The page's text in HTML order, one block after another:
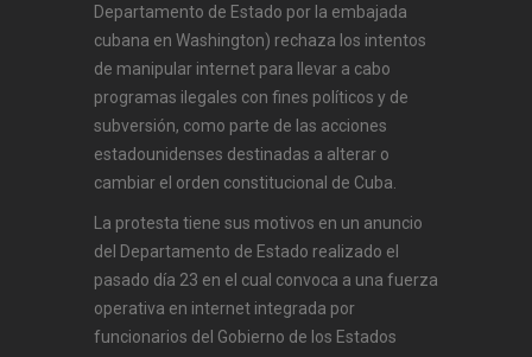
Departamento de Estado por la embajada
cubana en Washington) rechaza los intentos
de manipular internet para llevar a cabo
programas ilegales con fines políticos y de
subversión, como parte de las acciones
estadounidenses destinadas a alterar o
cambiar el orden constitucional de Cuba.
La protesta tiene sus motivos en un anuncio
del Departamento de Estado realizado el
pasado día 23 en el cual convoca a una fuerza
operativa en internet integrada por
funcionarios del Gobierno de los Estados